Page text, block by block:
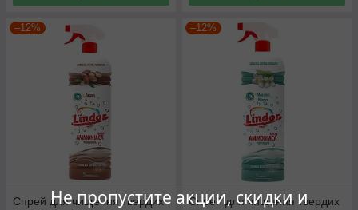
Не пропустите акции, скидки и
–12%
Спрей для чищення твердих
–12%
Спрей для чищення твердих